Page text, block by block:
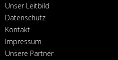
Unser Leitbild
Datenschutz
Kontakt
Impressum
Unsere Partner